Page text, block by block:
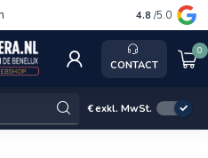
4.8 /5.0
CONTACT
0
€exkl. MwSt.